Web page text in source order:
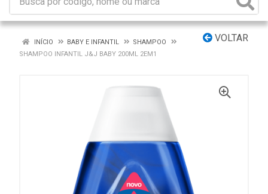
VOLTAR
INÍCIO BABY E INFANTIL
SHAMPOO
SHAMPOO INFANTIL J&J BABY 200ML 2EM1